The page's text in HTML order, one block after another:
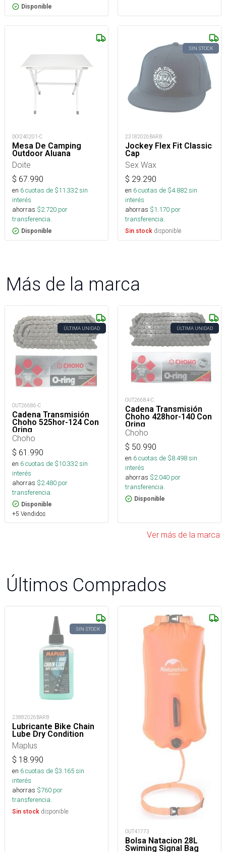
Disponible
DOI240201-C
Mesa De Camping
Outdoor Aluana
Doite
$ 67.990
en 6cuotas de $11.332sin
interés
ahorras $2.720 por
transferencia.
Disponible
SIN STOCK
23182026BARB
Jockey Flex Fit Classic
Cap
Sex Wax
$ 29.290
en 6cuotas de $4.882sin
interés
ahorras $1.170 por
transferencia.
Sin stock disponible
Más de la marca
ÚLTIMA UNIDAD
OUT26686-C
Cadena Transmisión
Choho 525hor-124 Con
Oring
Choho
$ 61.990
en 6cuotas de $10.332sin
interés
ahorras $2.480 por
transferencia.
Disponible
+5 Vendidos
ÚLTIMA UNIDAD
OUT26684-C
Cadena Transmisión
Choho 428hor-140 Con
Oring
Choho
$ 50.990
en 6cuotas de $8.498sin
interés
ahorras $2.040 por
transferencia.
Disponible
Ver más de la marca
Últimos Comprados
SIN STOCK
23882026BARB
Lubricante Bike Chain
Lube Dry Condition
Maplus
$ 18.990
en 6cuotas de $3.165sin
interés
ahorras $760 por
transferencia.
Sin stock disponible
OUT41773
Bolsa Natacion 28L
Swiming Signal Bag